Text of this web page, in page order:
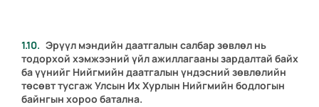
Эрүүл мэндийн даатгалын салбар зөвлөл нь
тодорхой хэмжээний үйл ажиллагааны зардалтай байх
ба үүнийг Нийгмийн даатгалын үндэсний зөвлөлийн
төсөвт тусгаж Улсын Их Хурлын Нийгмийн бодлогын
байнгын хороо батална.